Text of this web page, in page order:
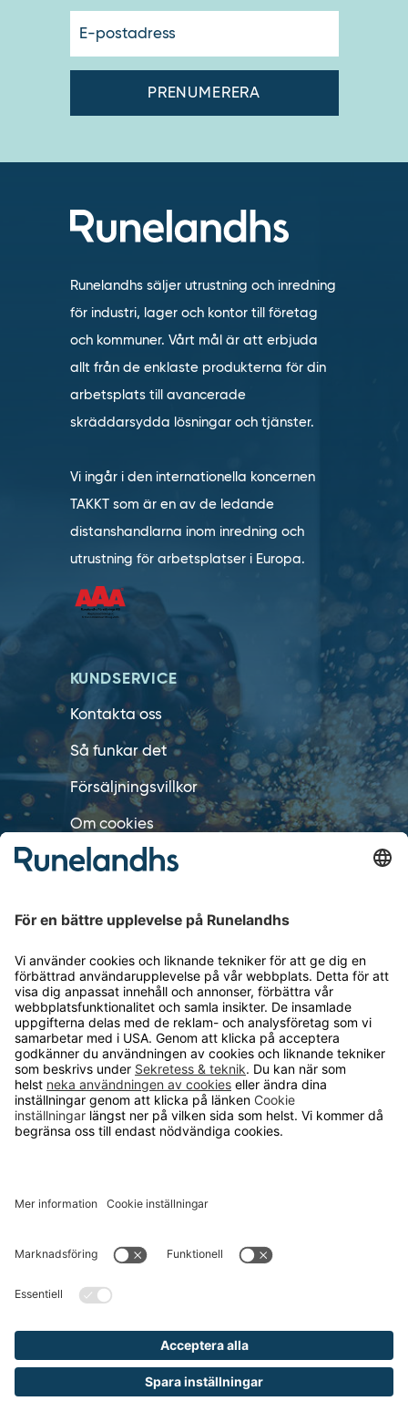
Runelandhs säljer utrustning och inredning
för industri, lager och kontor till företag
och kommuner. Vårt mål är att erbjuda
allt från de enklaste produkterna för din
arbetsplats till avancerade
skräddarsydda lösningar och tjänster.
Vi ingår i den internationella koncernen
TAKKT som är en av de ledande
distanshandlarna inom inredning och
utrustning för arbetsplatser i Europa.
KUNDSERVICE
Kontakta oss
Så funkar det
Försäljningsvillkor
Om cookies
Personuppgiftshantering
OM RUNELANDHS
Om Runelandhs
Köpvillkor
Därför ska du välja oss
Lediga jobb
Kvalitets- och miljöpolicy
TELEFON
order@runelandhs.se